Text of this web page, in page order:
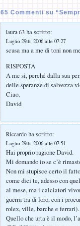
65 Commenti su
laura 63 ha scritto:
Luglio 29th, 2006 alle 07:27
scusa ma a me di toni non
RISPOSTA
A me sì, perché dalla sua
delle speranze di salvezza
Ciao,
David
Riccardo ha scritto:
Luglio 29th, 2006 alle 07:51
Hai proprio ragione David.
Mi domando io se c’è
Non mi stupisce certo il
come dici te, adesso con
al mese, ma i calciatori
guerra tra di loro, con i
rolex, ville, barche e ferrari).
Quello che urta è il modo,